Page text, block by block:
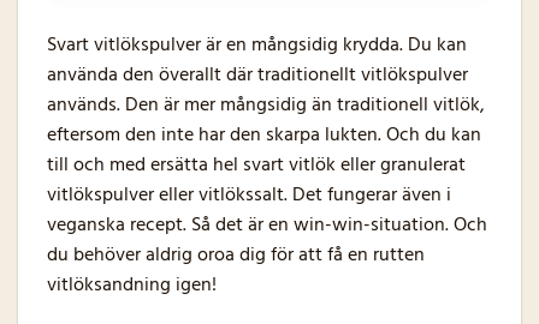
Svart vitlökspulver är en mångsidig krydda. Du kan
använda den överallt där traditionellt vitlökspulver
används. Den är mer mångsidig än traditionell vitlök,
eftersom den inte har den skarpa lukten. Och du kan
till och med ersätta hel svart vitlök eller granulerat
vitlökspulver eller vitlökssalt. Det fungerar även i
veganska recept. Så det är en win-win-situation. Och
du behöver aldrig oroa dig för att få en rutten
vitlöksandning igen!